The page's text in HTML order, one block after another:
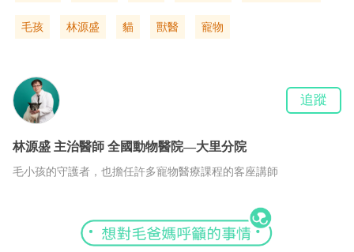
毛孩 林源盛 貓 獸醫 寵物
林源盛 主治醫師 全國動物醫院—大里分院
毛小孩的守護者，也擔任許多寵物醫療課程的客座講師
追蹤